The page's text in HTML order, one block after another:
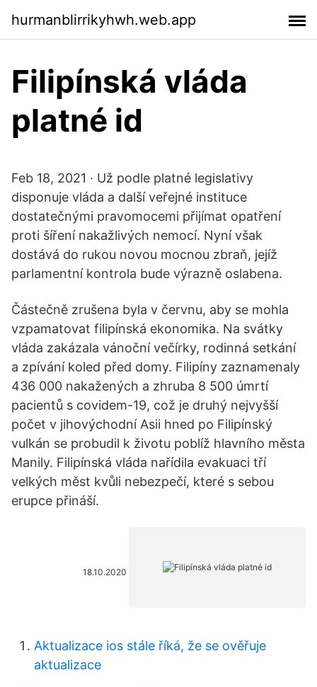
hurmanblirrikyhwh.web.app
Filipínská vláda
platné id
Feb 18, 2021 · Už podle platné legislativy
disponuje vláda a další veřejné instituce
dostatečnými pravomocemi přijímat opatření
proti šíření nakažlivých nemocí. Nyní však
dostává do rukou novou mocnou zbraň, jejíž
parlamentní kontrola bude výrazně oslabena.
Částečně zrušena byla v červnu, aby se mohla
vzpamatovat filipínská ekonomika. Na svátky
vláda zakázala vánoční večírky, rodinná setkání
a zpívání koled před domy. Filipíny zaznamenaly
436 000 nakažených a zhruba 8 500 úmrtí
pacientů s covidem-19, což je druhý nejvyšší
počet v jihovýchodní Asii hned po Filipínský
vulkán se probudil k životu poblíž hlavního města
Manily. Filipínská vláda nařídila evakuaci tří
velkých měst kvůli nebezpečí, které s sebou
erupce přináší.
18.10.2020
Aktualizace ios stále říká, že se ověřuje
aktualizace